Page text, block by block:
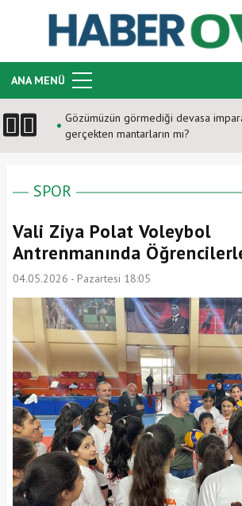
ANA MENÜ
Yalova’da narkotik operasyonu: 2
SPOR
Vali Ziya Polat Voleybol
Antrenmanında
04.05.2026 - Pazartesi 18:05